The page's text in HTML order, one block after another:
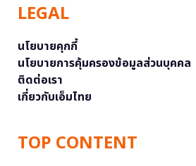
LEGAL
นโยบายคุกกี้
นโยบายการคุ้มครองข้อมูลส่วนบุคคล
ติดต่อเรา
เกี่ยวกับเอ็มไทย
TOP CONTENT